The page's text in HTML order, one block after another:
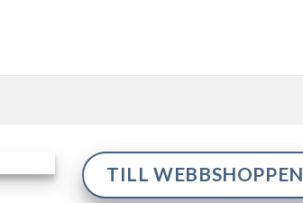
TILL WEBBSHOPPEN